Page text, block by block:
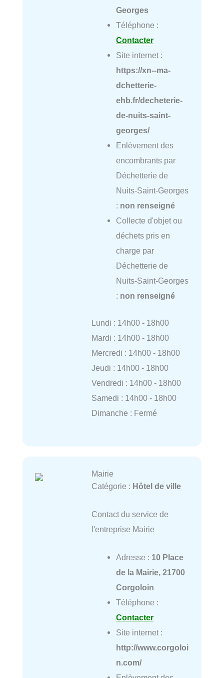
Georges
Téléphone :
Contacter
Site internet :
https://xn--ma-
dchetterie-
ehb.fr/decheterie-
de-nuits-saint-
georges/
Enlèvement des
encombrants par
Déchetterie de
Nuits-Saint-Georges
: non renseigné
Collecte d'objet ou
déchets pris en
charge par
Déchetterie de
Nuits-Saint-Georges
: non renseigné
Lundi : 14h00 - 18h00
Mardi : 14h00 - 18h00
Mercredi : 14h00 - 18h00
Jeudi : 14h00 - 18h00
Vendredi : 14h00 - 18h00
Samedi : 14h00 - 18h00
Dimanche : Fermé
Mairie
Catégorie : Hôtel de ville
Contact du service de
l'entreprise Mairie
Adresse : 10 Place
de la Mairie, 21700
Corgoloin
Téléphone :
Contacter
Site internet :
http://www.corgoloi
n.com/